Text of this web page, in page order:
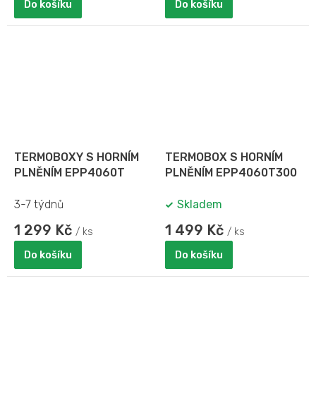
Do košíku Do košíku
TERMOBOXY S HORNÍM
PLNĚNÍM EPP4060T
3-7 týdnů
1 299 Kč / ks
Do košíku
TERMOBOX S HORNÍM
PLNĚNÍM EPP4060T300
Skladem
1 499 Kč / ks
Do košíku